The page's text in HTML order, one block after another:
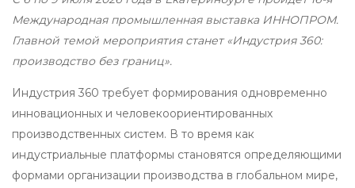
Международная промышленная выставка ИННОПРОМ.
Главной темой мероприятия станет «Индустрия 360:
производство без границ».
Индустрия 360 требует формирования одновременно
инновационных и человекоориентированных
производственных систем. В то время как
индустриальные платформы становятся определяющими
формами организации производства в глобальном мире,